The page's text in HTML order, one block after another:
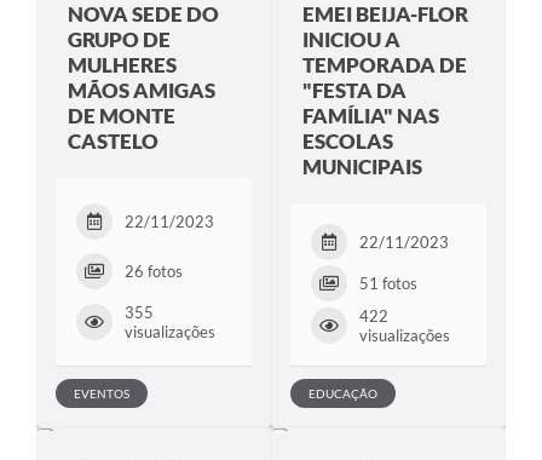
NOVA SEDE DO
GRUPO DE
MULHERES
MÃOS AMIGAS
DE MONTE
CASTELO
22/11/2023
26 fotos
355
visualizações
EVENTOS
EMEI BEIJA-FLOR
INICIOU A
TEMPORADA DE
"FESTA DA
FAMÍLIA" NAS
ESCOLAS
MUNICIPAIS
22/11/2023
51 fotos
422
visualizações
EDUCAÇÃO